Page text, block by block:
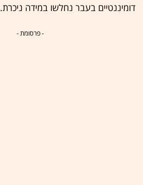
דומיננטיים בעבר נחלשו במידה ניכרת.
- פרסומת -